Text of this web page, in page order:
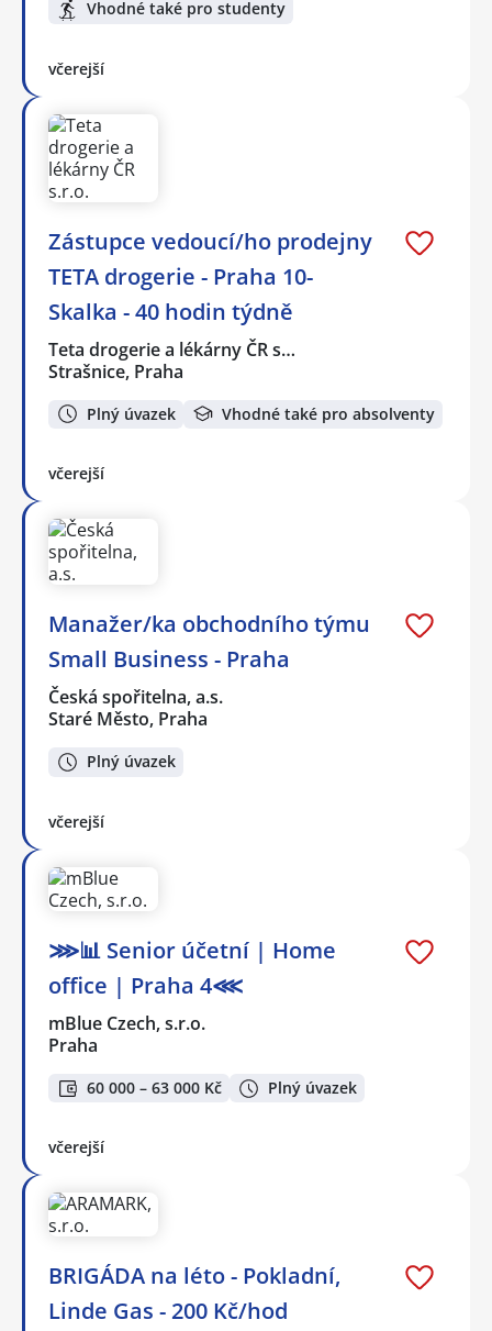
Vhodné také pro studenty
včerejší
Zástupce vedoucí/ho prodejny
TETA drogerie - Praha 10-
Skalka - 40 hodin týdně
Teta drogerie a lékárny ČR s…
Strašnice, Praha
Plný úvazek Vhodné také pro absolventy
včerejší
Manažer/ka obchodního týmu
Small Business - Praha
Česká spořitelna, a.s.
Staré Město, Praha
Plný úvazek
včerejší
⋙📊 Senior účetní | Home
office | Praha 4⋘
mBlue Czech, s.r.o.
Praha
60 000 – 63 000 Kč Plný úvazek
včerejší
BRIGÁDA na léto - Pokladní,
Linde Gas - 200 Kč/hod